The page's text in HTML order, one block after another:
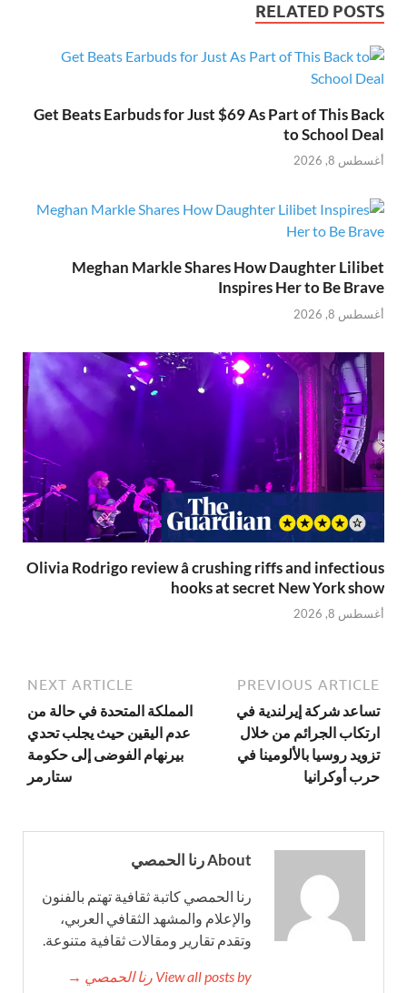
RELATED POSTS
Get Beats Earbuds for Just $69 As Part of This Back
to School Deal
أغسطس 8, 2026
Meghan Markle Shares How Daughter Lilibet
Inspires Her to Be Brave
أغسطس 8, 2026
Olivia Rodrigo review â crushing riffs and infectious
hooks at secret New York show
أغسطس 8, 2026
PREVIOUS ARTICLE
تساعد شركة إيرلندية في
ارتكاب الجرائم من خلال
تزويد روسيا بالألومينا في
حرب أوكرانيا
NEXT ARTICLE
المملكة المتحدة في حالة من
عدم اليقين حيث يجلب تحدي
بيرنهام الفوضى إلى حكومة
ستارمر
About رنا الحمصي
رنا الحمصي كاتبة ثقافية تهتم بالفنون
والإعلام والمشهد الثقافي العربي،
وتقدم تقارير ومقالات ثقافية متنوعة.
View all posts by رنا الحمصي →